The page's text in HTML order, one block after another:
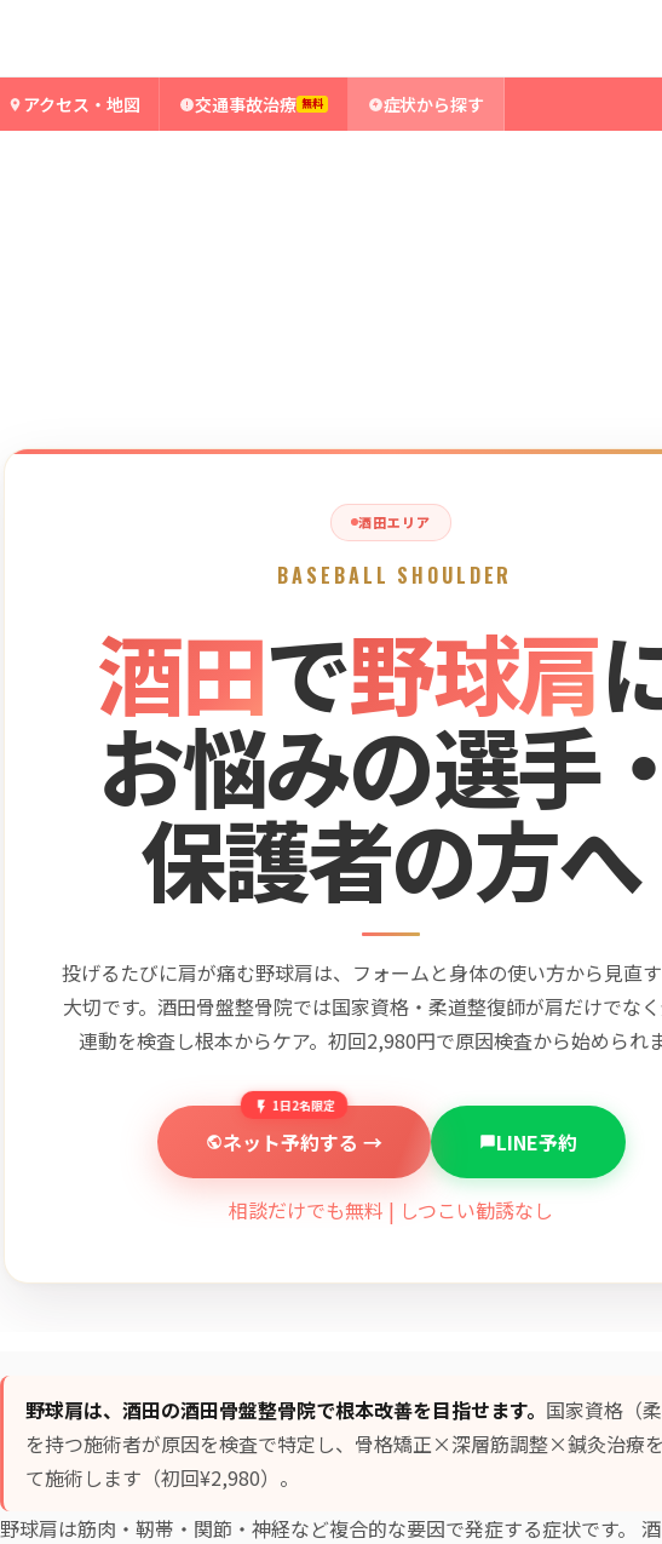
アクセス・地図 交通事故治療 無料 症状から探す
酒田エリア
BASEBALL SHOULDER
酒田で野球肩
お悩みの選手
保護者の方へ
投げるたびに肩が痛む野球肩は、フォームと身体の使い方から見直
大切です。酒田骨盤整骨院では国家資格・柔道整復師が肩だけでな
連動を検査し根本からケア。初回2,980円で原因検査から始められ
1日2名限定
ネット予約する → LINE予約
相談だけでも無料 | しつこい勧誘なし
野球肩は、酒田の酒田骨盤整骨院で根本改善を目指せます。 国家資格（
を持つ施術者が原因を検査で特定し、 骨格矯正×深層筋調整×鍼灸治療
て施術します（初回¥2,980）。
野球肩は筋肉・靭帯・関節・神経など複合的な要因で発症する症状です。